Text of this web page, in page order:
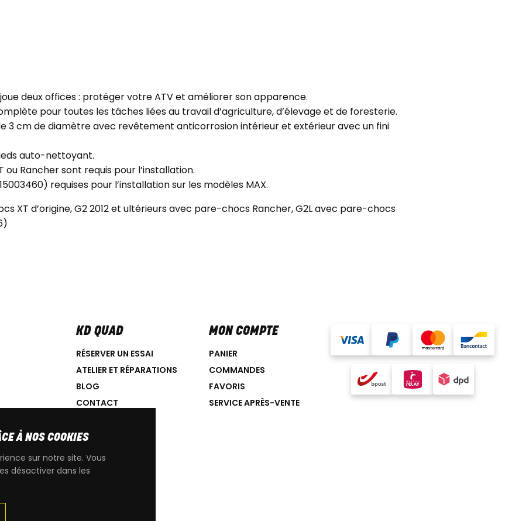
deux offices : protéger votre ATV et améliorer son apparence.
pour toutes les tâches liées au travail d’agriculture, d’élevage et de foresterie.
3 cm de diamètre avec revêtement anticorrosion intérieur et extérieur avec un fini
auto-nettoyant.
Rancher sont requis pour l’installation.
requises pour l’installation sur les modèles MAX.
XT d’origine, G2 2012 et ultérieurs avec pare-chocs Rancher, G2L avec pare-chocs
KD QUAD
RÉSERVER UN ESSAI
ATELIER ET RÉPARATIONS
BLOG
CONTACT
MON COMPTE
PANIER
COMMANDES
FAVORIS
SERVICE APRÈS-VENTE
À NOS COOKIES
sur notre site. Vous
désactiver dans les